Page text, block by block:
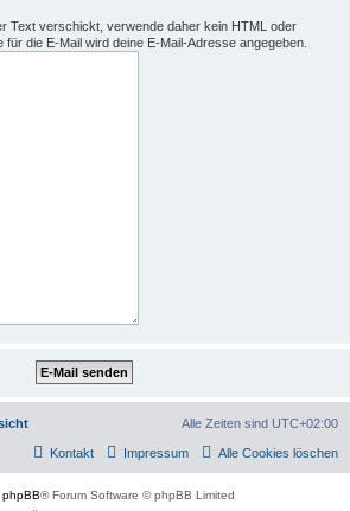
Text verschickt, verwende daher kein HTML oder
die E-Mail wird deine E-Mail-Adresse angegeben.
Alle Zeiten sind UTC+02:00
Alle Cookies löschen
Impressum
Kontakt
phpBB® Forum Software © phpBB Limited